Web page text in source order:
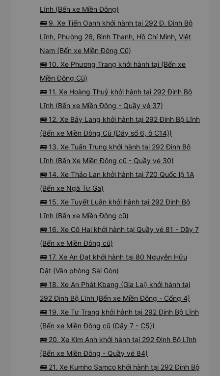
Lĩnh (Bến xe Miền Đông)
🚌 9. Xe Tiến Oanh khởi hành tại 292 Đ. Đinh Bộ
Lĩnh, Phường 26, Bình Thạnh, Hồ Chí Minh, Việt
Nam (Bến xe Miền Đông Cũ)
🚌 10. Xe Phương Trang khởi hành tại (Bến xe
Miền Đông Cũ)
🚌 11. Xe Hoàng Thuỷ khởi hành tại 292 Đinh Bộ
Lĩnh (Bến xe Miền Đông - Quầy vé 37)
🚌 12. Xe Bảy Lang khởi hành tại 292 Đinh Bộ Lĩnh
(Bến xe Miền Đông Cũ (Dãy số 6, ô C14))
🚌 13. Xe Tuấn Trung khởi hành tại 292 Đinh Bộ
Lĩnh (Bến Xe Miền Đông cũ - Quầy vé 30)
🚌 14. Xe Thảo Lan khởi hành tại 720 Quốc lộ 1A
(Bến xe Ngã Tư Ga)
🚌 15. Xe Tuyết Luận khởi hành tại 292 Đinh Bộ
Lĩnh (Bến xe Miền Đông cũ)
🚌 16. Xe Cô Hai khởi hành tại Quầy vé 81 - Dãy 7
(Bến xe Miền Đông cũ)
🚌 17. Xe An Đạt khởi hành tại 80 Nguyễn Hữu
Dật (Văn phòng Sài Gòn)
🚌 18. Xe An Phát Kbang (Gia Lai) khởi hành tại
292 Đinh Bộ Lĩnh (Bến xe Miền Đông - Cổng 4)
🚌 19. Xe Tư Trang khởi hành tại 292 Đinh Bộ Lĩnh
(Bến xe Miền Đông cũ (Dãy 7 - C5))
🚌 20. Xe Kim Anh khởi hành tại 292 Đinh Bộ Lĩnh
(Bến xe Miền Đông - Quầy vé 84)
🚌 21. Xe Kumho Samco khởi hành tại 292 Đinh Bộ